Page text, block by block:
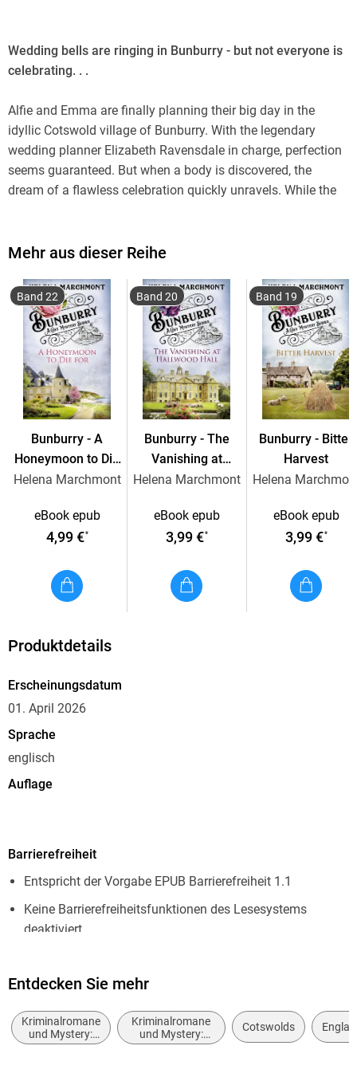
Wedding bells are ringing in Bunburry - but not everyone is
celebrating. . .
Alfie and Emma are finally planning their big day in the
idyllic Cotswold village of Bunburry. With the legendary
wedding planner Elizabeth Ravensdale in charge, perfection
seems guaranteed. But when a body is discovered, the
dream of a flawless celebration quickly unravels. While the
to uncover the truth, Alfie and his friends launch their own
air.
Can they untangle a web of secrets before a veil of lies ruins
more than just the wedding day?
Helena Marchmont is the pen name of Scottish author Olga
Wojtas, who lives in Edinburgh and works as a journalist. Her
Cotswold village, combines British humour, eccentric
characters, and classic mystery elements. Wojtas, a recipient
of the Scottish Book Trust New Writers Award, is also the
author of the Miss Blaine Mystery series and numerous short
Mehr aus dieser Reihe
Band 22
Bunburry - A
Honeymoon to Die
for
Helena Marchmont
eBook epub
4,99 €*
Band 20
Bunburry - The
Vanishing at
Hallwood Hall
Helena Marchmont
eBook epub
3,99 €*
Band 19
Bunburry - Bitter
Harvest
Helena
eBook epub
3,99 €*
Produktdetails
Erscheinungsdatum
01. April 2026
Sprache
englisch
Auflage
126
Dateigröße
3,63 MB
Reihe
Autor/Autorin
Verlag/Hersteller
Barrierefreiheit
Entspricht der Vorgabe EPUB Barrierefreiheit 1.1
Keine Barrierefreiheitsfunktionen des Lesesystems
deaktiviert
Logische Lesereihenfolge eingehalten
Kurze Alternativtexte (z.B. für Abbildungen) vorhanden
Sprachkennzeichnung vorhanden
Entdecken Sie mehr
Kriminalromane
und Mystery:
Cosy Mystery
Kriminalromane
und Mystery:
Privatdetektiv /
Cotswolds